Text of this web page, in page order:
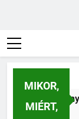
MIKOR,
MIÉRT,
alacsony vas?